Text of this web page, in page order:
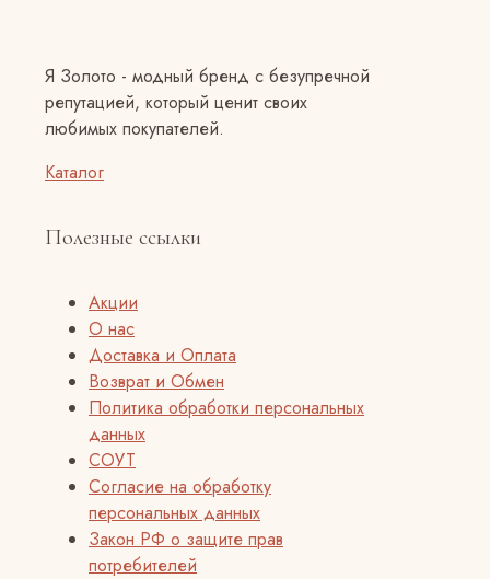
Я Золото - модный бренд с безупречной
репутацией, который ценит своих
любимых покупателей.
Каталог
Полезные ссылки
Акции
О нас
Доставка и Оплата
Возврат и Обмен
Политика обработки персональных
данных
СОУТ
Согласие на обработку
персональных данных
Закон РФ о защите прав
потребителей